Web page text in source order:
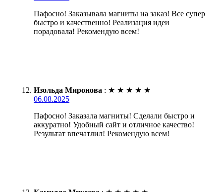
Пафосно! Заказывала магниты на заказ! Все супер
быстро и качественно! Реализация идеи
порадовала! Рекомендую всем!
Изольда Миронова : ★ ★ ★ ★ ★
06.08.2025
Пафосно! Заказала магниты! Сделали быстро и
аккуратно! Удобный сайт и отличное качество!
Результат впечатлил! Рекомендую всем!